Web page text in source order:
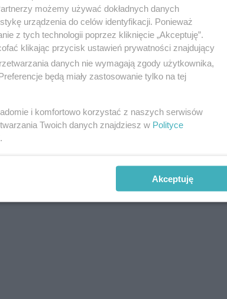
możemy używać dokładnych danych
urządzenia do celów identyfikacji. Ponieważ
z tych technologii poprzez kliknięcie „Akceptuję”.
klikając przycisk ustawień prywatności znajdujący
danych nie wymagają zgody użytkownika,
będą miały zastosowanie tylko na tej
i komfortowo korzystać z naszych serwisów
Twoich danych znajdziesz w Polityce
Akceptuję